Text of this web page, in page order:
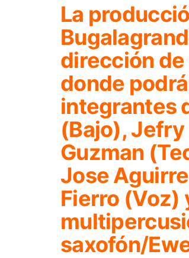
La
dirección de
donde
integrantes
(Bajo),
Guzman
Jose
Fierro (Voz)
saxofón/